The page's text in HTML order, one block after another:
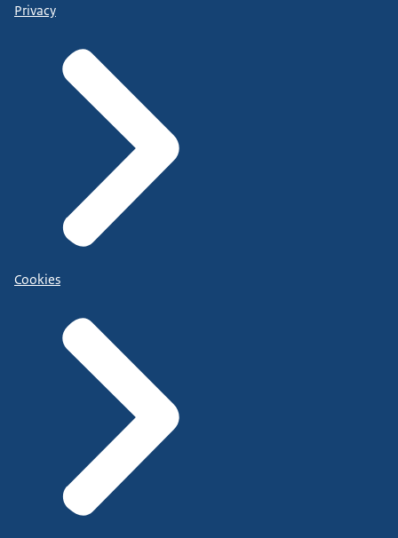
Privacy
Cookies